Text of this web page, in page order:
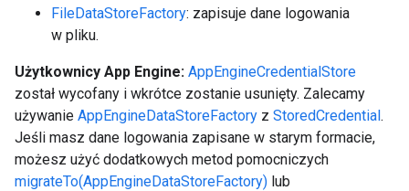
FileDataStoreFactory: zapisuje dane logowania
w pliku.
Użytkownicy App Engine: AppEngineCredentialStore
został wycofany i wkrótce zostanie usunięty. Zalecamy
używanie AppEngineDataStoreFactory z StoredCredential.
Jeśli masz dane logowania zapisane w starym formacie,
możesz użyć dodatkowych metod pomocniczych
migrateTo(AppEngineDataStoreFactory) lub